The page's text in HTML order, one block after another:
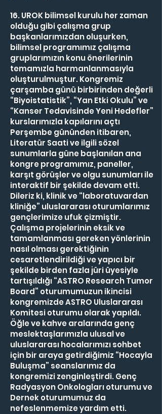
16. UROK bilimsel kurulu her zaman
olduğu gibi çalışma grup
başkanlarımızdan oluşurken,
bilimsel programımız çalışma
gruplarımızın konu önerilerinin
temamızla harmanlanmasıyla
oluşturulmuştur. Kongremiz
çarşamba günü birbirinden değerli
“Biyoistatistik”, “Yan Etki Okulu” ve
“Kanser Tedavisinde Yeni Hedefler”
kurslarımızla kapılarını açtı
Perşembe gününden itibaren,
Literatür Saati ve ilgili sözel
sunumlarla güne başlanılan ana
kongre programımız, paneller,
karşıt görüşler ve olgu sunumları ile
interaktif bir şekilde devam etti.
Dileriz ki, klinik ve “laboratuvardan
kliniğe” uluslararası oturumlarımız
gençlerimize ufuk çizmiştir.
Çalışma projelerinin eksik ve
tamamlanması gereken yönlerinin
nasıl olması gerektiğinin
cesaretlendirildiği ve yapıcı bir
şekilde birden fazla jüri üyesiyle
tartışıldığı “ASTRO Research Tumor
Board” oturumumuzun ikincisi
kongremizde ASTRO Uluslararası
Komitesi oturumu olarak yapıldı.
Öğle ve kahve aralarında genç
meslektaşlarımızla ulusal ve
uluslararası hocalarımızı sohbet
için bir araya getirdiğimiz “Hocayla
Buluşma” seanslarımız da
kongremizi zenginleştirdi. Genç
Radyasyon Onkologları oturumu ve
Dernek oturumumuz da
nefeslenmemize yardım etti.